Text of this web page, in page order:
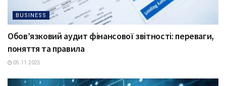
BUSINESS
Обов’язковий аудит фінансової звітності: переваги,
поняття та правила
05.11.2025